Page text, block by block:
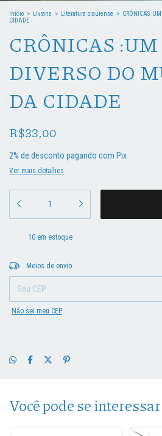
Início > Livraria > Literatura piauiense > CRÔNICAS
CIDADE
CRÔNICAS
DIVERSO DO
DA CIDADE
R$33,00
2% de desconto pagando com Pix
Ver mais detalhes
10em estoque
Entregas para o CEP:
Meios de envio
Não sei meu CEP
Você pode se